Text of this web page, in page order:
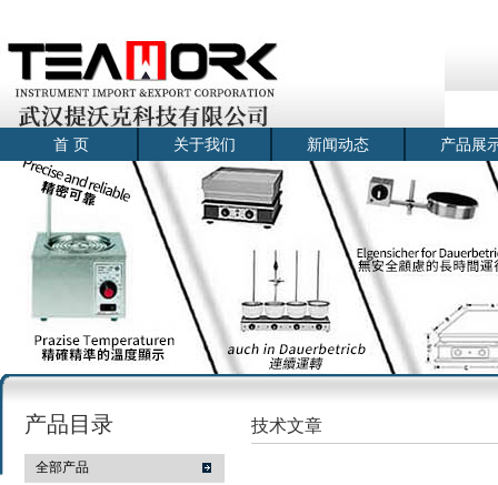
首 页 关于我们 新闻动态 产品展
产品目录
全部产品
技术文章